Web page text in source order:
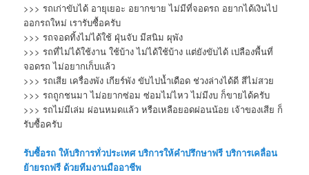
>>> รถเก่าขับได้ อายุเยอะ อยากขาย ไม่มีที่จอดรถ อยากได้เงินไป
ออกรถใหม่ เรารับซื้อครับ
>>> รถจอดทิ้งไม่ได้ใช้ ฝุ่นจับ มีสนิม ผุพัง
>>> รถที่ไม่ได้ใช้งาน ใช้บ้าง ไม่ได้ใช้บ้าง แต่ยังขับได้ เปลืองพื้นที่
จอดรถ ไม่อยากเก็บแล้ว
>>> รถเสีย เครื่องพัง เกียร์พัง ขับไปน้ำเดือด ช่วงล่างได้ดี สีไม่สวย
>>> รถถูกชนมา ไม่อยากซ่อม ซ่อมไม่ไหว ไม่มีงบ ก็ขายได้ครับ
>>> รถไม่มีเล่ม ผ่อนหมดแล้ว หรือเหลือยอดผ่อนน้อย เจ้าของเสีย ก็
รับซื้อครับ
รับซื้อรถ ให้บริการทั่วประเทศ บริการให้คำปรึกษาฟรี บริการเคลื่อน
ย้ายรถฟรี ด้วยทีมงานมืออาชีพ